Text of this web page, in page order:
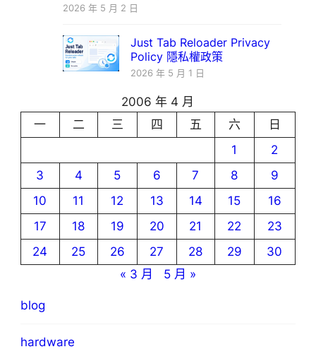
2026 年 5 月 2 日
Just Tab Reloader Privacy
Policy 隱私權政策
2026 年 5 月 1 日
2006 年 4 月
一
二 三 四 五 六
日
1
2
3
4 5 6 7 8
9
10
11 12 13 14 15
16
17
18 19 20 21 22
23
24
25 26 27 28 29
30
« 3 月
5 月 »
blog
hardware